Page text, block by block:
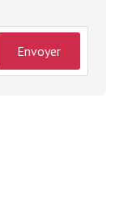
Envoyer